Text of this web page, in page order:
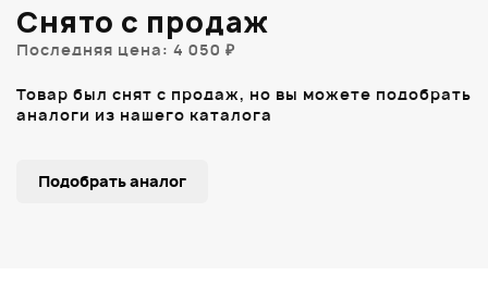
Снято с продаж
Последняя цена: 4 050 ₽
Товар был снят с продаж, но вы можете подобрать
аналоги из нашего каталога
Подобрать аналог